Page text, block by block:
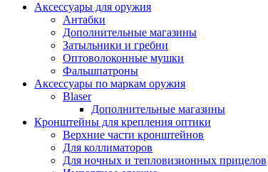
Аксессуары для оружия
Антабки
Дополнительные магазины
Затыльники и гребни
Оптоволоконные мушки
Фальшпатроны
Аксессуары по маркам оружия
Blaser
Дополнительные магазины
Кронштейны для крепления оптики
Верхние части кронштейнов
Для коллиматоров
Для ночных и тепловизионных прицелов